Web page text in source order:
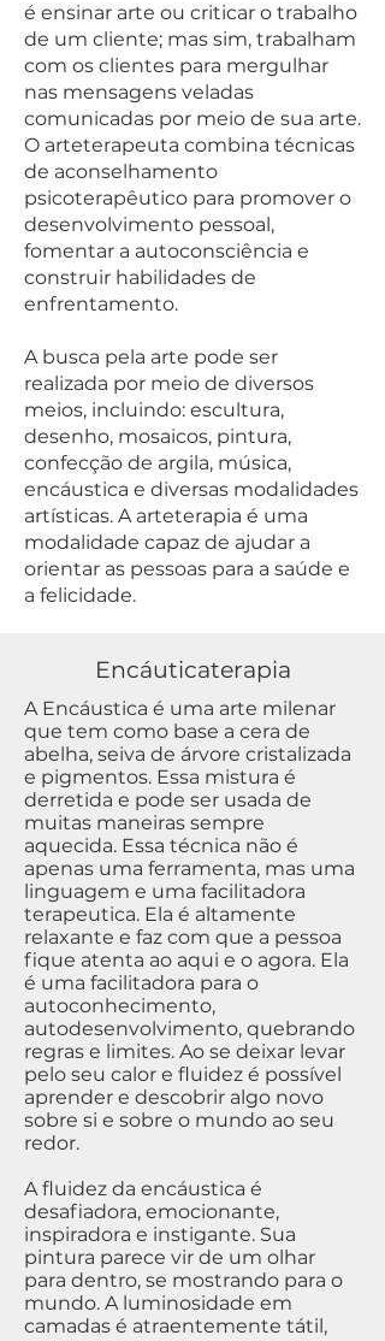
é ensinar arte ou criticar o trabalho
de um cliente; mas sim, trabalham
com os clientes para mergulhar
nas mensagens veladas
comunicadas por meio de sua arte.
O arteterapeuta combina técnicas
de aconselhamento
psicoterapêutico para promover o
desenvolvimento pessoal,
fomentar a autoconsciência e
construir habilidades de
enfrentamento.
A busca pela arte pode ser
realizada por meio de diversos
meios, incluindo: escultura,
desenho, mosaicos, pintura,
confecção de argila, música,
encáustica e diversas modalidades
artísticas. A arteterapia é uma
modalidade capaz de ajudar a
orientar as pessoas para a saúde e
a felicidade.
Encáuticaterapia
A Encáustica é uma arte milenar
que tem como base a cera de
abelha, seiva de árvore cristalizada
e pigmentos. Essa mistura é
derretida e pode ser usada de
muitas maneiras sempre
aquecida. Essa técnica não é
apenas uma ferramenta, mas uma
linguagem e uma facilitadora
terapeutica. Ela é altamente
relaxante e faz com que a pessoa
fique atenta ao aqui e o agora. Ela
é uma facilitadora para o
autoconhecimento,
autodesenvolvimento, quebrando
regras e limites. Ao se deixar levar
pelo seu calor e fluidez é possível
aprender e descobrir algo novo
sobre si e sobre o mundo ao seu
redor.
A fluidez da encáustica é
desafiadora, emocionante,
inspiradora e instigante. Sua
pintura parece vir de um olhar
para dentro, se mostrando para o
mundo. A luminosidade em
camadas é atraentemente tátil,